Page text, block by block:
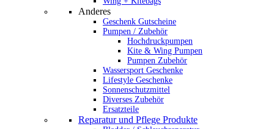
Anderes
Geschenk Gutscheine
Pumpen / Zubehör
Hochdruckpumpen
Kite & Wing Pumpen
Pumpen Zubehör
Wassersport Geschenke
Lifestyle Geschenke
Sonnenschutzmittel
Diverses Zubehör
Ersatzteile
Reparatur und Pflege Produkte